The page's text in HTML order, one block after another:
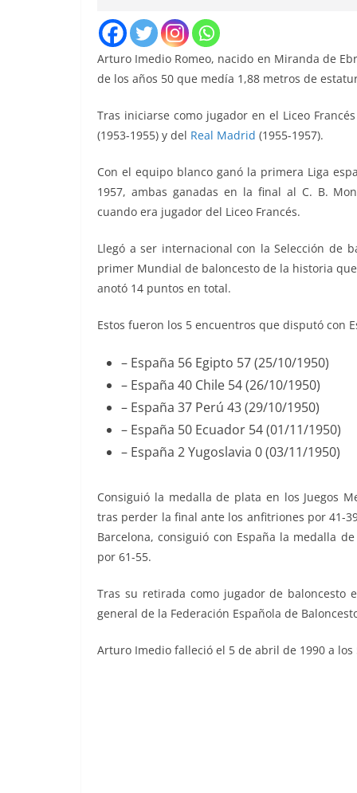
Arturo Imedio Romeo, nacido en Miranda de
de los años 50 que medía 1,88 metros de
Tras iniciarse como jugador en el Liceo
(1953-1955) y del Real Madrid (1955-1957).
Con el equipo blanco ganó la primera Liga
1957, ambas ganadas en la final al C. B.
cuando era jugador del Liceo Francés.
Llegó a ser internacional con la Selección de
primer Mundial de baloncesto de la historia
anotó 14 puntos en total.
Estos fueron los 5 encuentros que disputó con
– España 56 Egipto 57 (25/10/1950)
– España 40 Chile 54 (26/10/1950)
– España 37 Perú 43 (29/10/1950)
– España 50 Ecuador 54 (01/11/1950)
– España 2 Yugoslavia 0 (03/11/1950)
Consiguió la medalla de plata en los Juegos
tras perder la final ante los anfitriones por 41-
Barcelona, consiguió con España la medalla
por 61-55.
Tras su retirada como jugador de baloncesto
general de la Federación Española de
Arturo Imedio falleció el 5 de abril de 1990 a los